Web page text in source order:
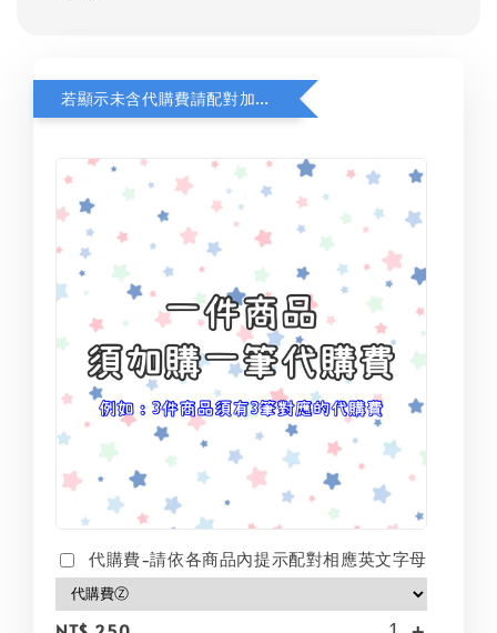
若顯示未含代購費請配對加購(未加購視同無效訂單)
代購費-請依各商品內提示配對相應英文字母